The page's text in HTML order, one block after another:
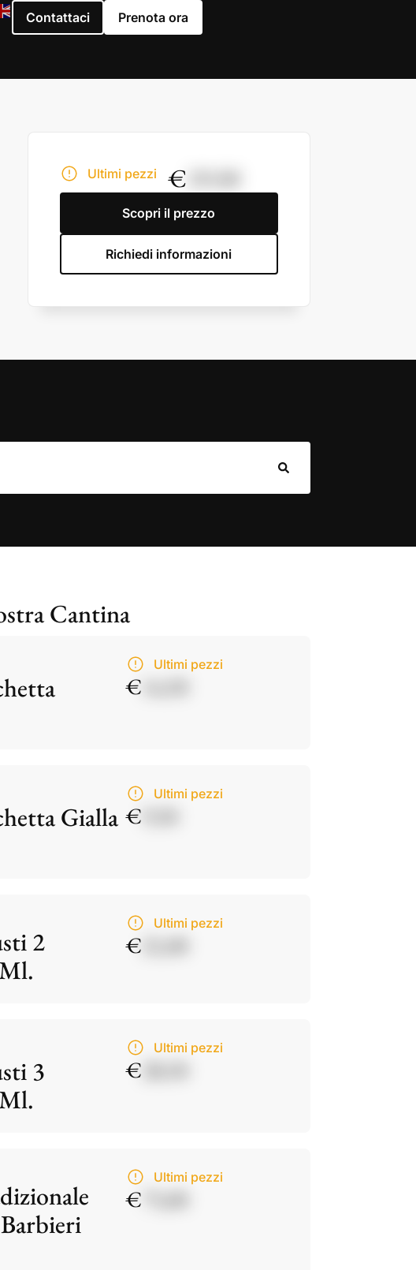
Contattaci Prenota ora
Ultimi pezzi € 19,50
Scopri il prezzo
Richiedi informazioni
Cantina
Ultimi pezzi
€
Gialla
Ultimi pezzi
€
2
Ultimi pezzi
€
3
Ultimi pezzi
€
Ultimi pezzi
€